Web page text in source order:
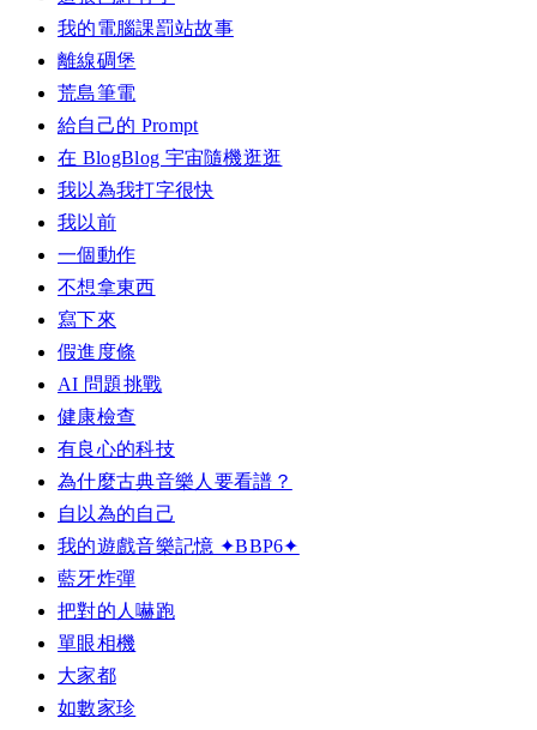
我的電腦課罰站故事
離線碉堡
荒島筆電
給自己的 Prompt
在 BlogBlog 宇宙隨機逛逛
我以為我打字很快
我以前
一個動作
不想拿東西
寫下來
假進度條
AI 問題挑戰
健康檢查
有良心的科技
為什麼古典音樂人要看譜？
自以為的自己
我的遊戲音樂記憶 ✦BBP6✦
藍牙炸彈
把對的人嚇跑
單眼相機
大家都
如數家珍